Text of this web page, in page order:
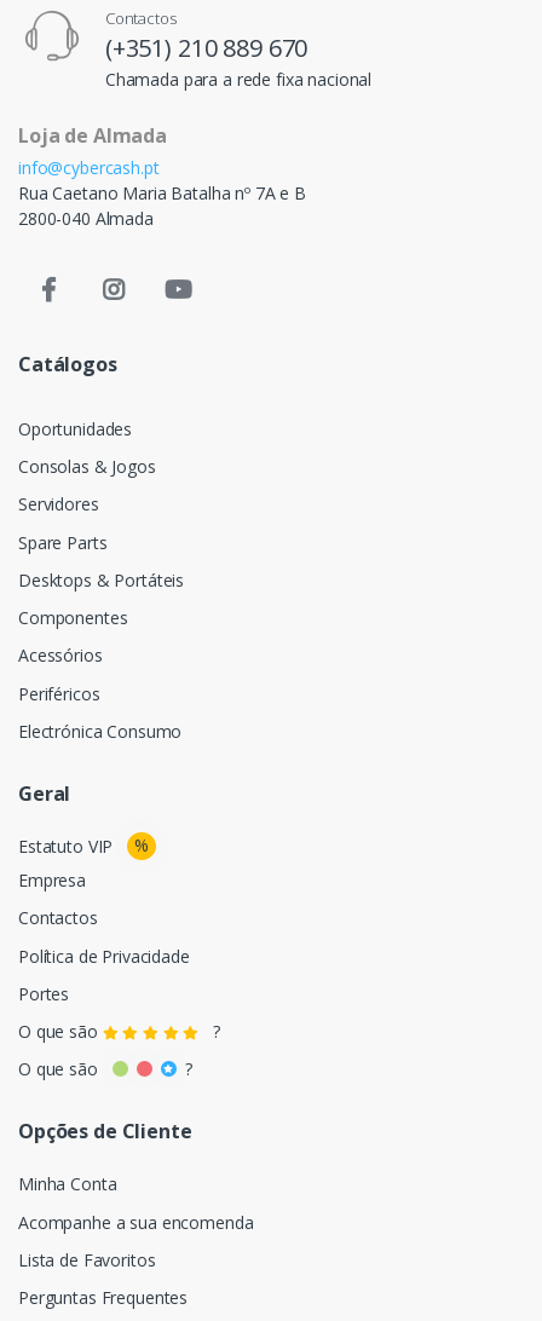
Contactos
(+351) 210 889 670
Chamada para a rede fixa nacional
Loja de Almada
info@cybercash.pt
Rua Caetano Maria Batalha nº 7A e B
2800-040 Almada
Catálogos
Oportunidades
Consolas & Jogos
Servidores
Spare Parts
Desktops & Portáteis
Componentes
Acessórios
Periféricos
Electrónica Consumo
Geral
Estatuto VIP
%
Empresa
Contactos
Política de Privacidade
Portes
O que são
?
O que são
?
Opções de Cliente
Minha Conta
Acompanhe a sua encomenda
Lista de Favoritos
Perguntas Frequentes